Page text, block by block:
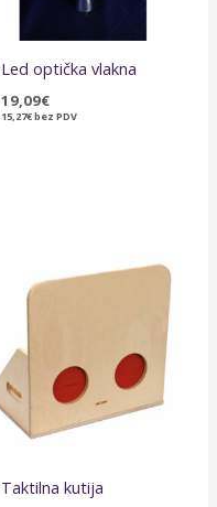
Led optička vlakna
19,09€
15,27€bez PDV
Taktilna kutija